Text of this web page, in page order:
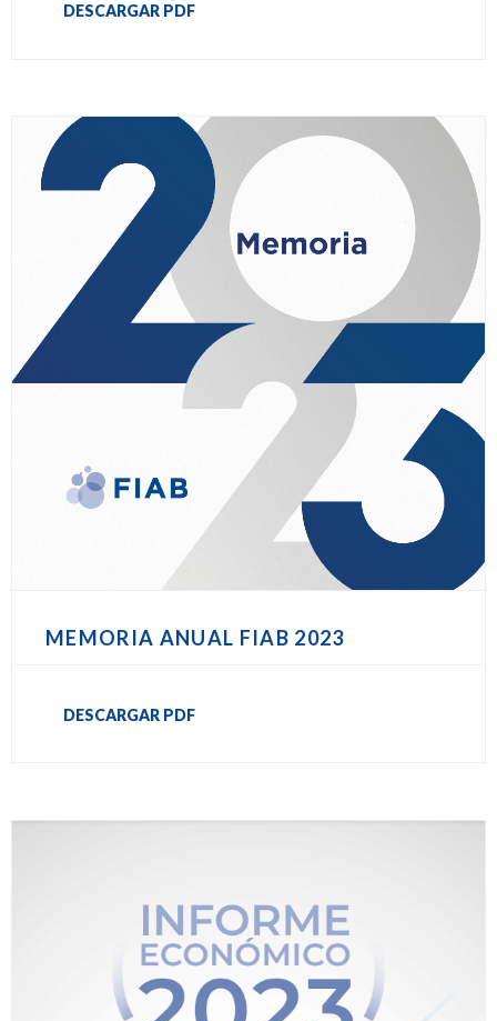
DESCARGAR PDF
MEMORIA ANUAL FIAB 2023
DESCARGAR PDF